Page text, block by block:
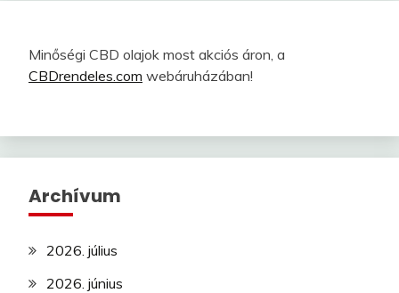
Minőségi CBD olajok most akciós áron, a
CBDrendeles.com webáruházában!
Archívum
2026. július
2026. június